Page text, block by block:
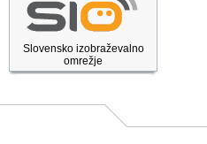
Slovensko izobraževalno
omrežje